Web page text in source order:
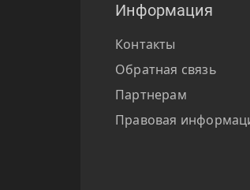
Информация
Контакты
Обратная связь
Партнерам
Правовая